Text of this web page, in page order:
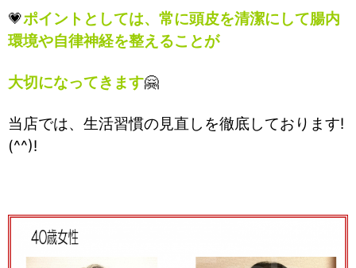
💗ポイントとしては、常に頭皮を清潔にして腸内
環境や自律神経を整えることが
大切になってきます🤗
当店では、生活習慣の見直しを徹底しております!
(^^)!